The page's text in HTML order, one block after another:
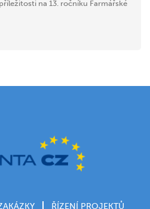
na 13. ročníku Farmářské
ŘÍZENÍ PROJEKTŮ